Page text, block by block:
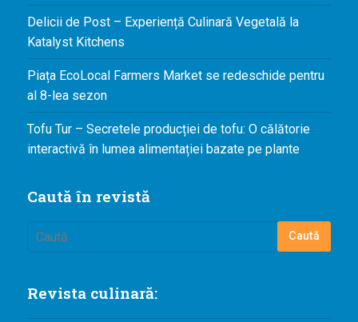
Concursuri
Digest
PoftaBuna.md
Nutriție
Delicii de Post – Experiență Culinară Vegetală la
Katalyst Kitchens
Piața EcoLocal Farmers Market se redeschide pentru
al 8-lea sezon
Tofu Tur – Secretele producției de tofu: O călătorie
interactivă în lumea alimentației bazate pe plante
Caută în revistă
Revista culinară: